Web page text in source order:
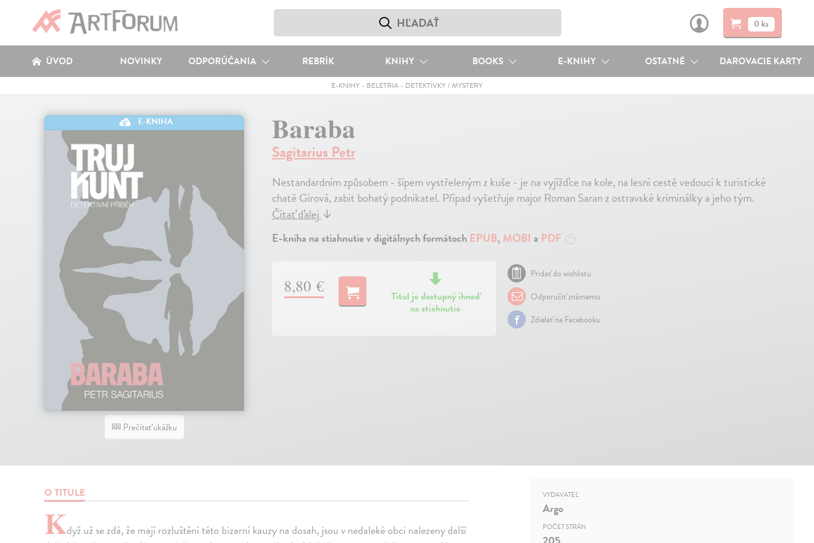
0 ks
ÚVOD NOVINKY ODPORÚČANIA REBRÍK KNIHY BOOKS E-KNIHY OSTATNÉ DAROVACIE KARTY
E-KNIHY- BELETRIA- DETEKTÍVKY / MYSTERY
E-KNIHA
Prečítať ukážku
Baraba
Sagitarius Petr
Nestandardním způsobem - šípem vystřeleným z kuše - je na vyjížďce na kole, na lesní cestě vedoucí k turistické
chatě Girová, zabit bohatý podnikatel. Případ vyšetřuje major Roman Saran z ostravské kriminálky a jeho tým.
Čítať ďalej↓
E-kniha na stiahnutie v digitálnych formátoch EPUB, MOBI a PDF ?
8,80 €
Titul je dostupný ihneď
na stiahnutie
Pridať do wishlistu
Odporučiť známemu
Zdielať na Facebooku
O TITULE
Když už se zdá, že mají rozluštění této bizarní kauzy na dosah, jsou v nedaleké obci nalezeny další
VYDAVATEĽ
Argo
POČET STRÁN